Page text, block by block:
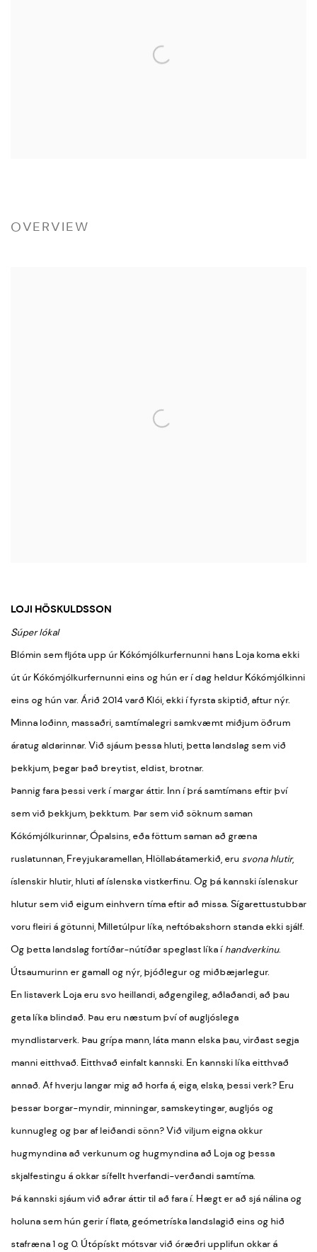
OVERVIEW
LOJI HÖSKULDSSON
Súper lókal
Blómin sem fljóta upp úr Kókómjólkurfernunni hans Loja koma ekki
út úr Kókómjólkurfernunni eins og hún er í dag heldur Kókómjólkinni
eins og hún var. Árið 2014 varð Klói, ekki í fyrsta skiptið, aftur nýr.
Minna loðinn, massaðri, samtímalegri samkvæmt miðjum öðrum
áratug aldarinnar. Við sjáum þessa hluti, þetta landslag sem við
þekkjum, þegar það breytist, eldist, brotnar.
Þannig fara þessi verk í margar áttir. Inn í þrá samtímans eftir því
sem við þekkjum, þekktum. Þar sem við söknum saman
Kókómjólkurinnar, Ópalsins, eða föttum saman að græna
ruslatunnan, Freyjukaramellan, Hlöllabátamerkið, eru svona hlutir,
íslenskir hlutir, hluti af íslenska vistkerfinu. Og þá kannski íslenskur
hlutur sem við eigum einhvern tíma eftir að missa. Sígarettustubbar
voru fleiri á götunni, Milletúlpur líka, neftóbakshorn standa ekki sjálf.
Og þetta landslag fortíðar-nútíðar speglast líka íhandverkinu.
Útsaumurinn er gamall og nýr, þjóðlegur og miðbæjarlegur.
En listaverk Loja eru svo heillandi, aðgengileg, aðlaðandi, að þau
geta líka blindað. Þau eru næstum því of augljóslega
myndlistarverk. Þau grípa mann, láta mann elska þau, virðast segja
manni eitthvað. Eitthvað einfalt kannski. En kannski líka eitthvað
annað. Af hverju langar mig að horfa á, eiga, elska, þessi verk? Eru
þessar borgar-myndir, minningar, samskeytingar, augljós og
kunnugleg og þar af leiðandi sönn? Við viljum eigna okkur
hugmyndina að verkunum og hugmyndina að Loja og þessa
skjalfestingu á okkar sífellt hverfandi-verðandi samtíma.
Þá kannski sjáum við aðrar áttir til að fara í. Hægt er að sjá nálina og
holuna sem hún gerir í flata, geómetríska landslagið eins og hið
stafræna 1 og 0. Útópískt mótsvar við óræðri upplifun okkar á